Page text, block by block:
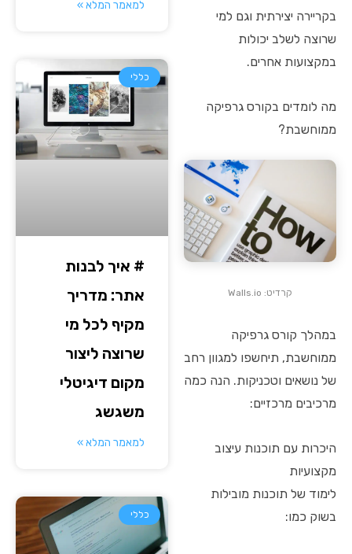
בקריירה יצירתית וגם למי
שרוצה לשלב יכולות
במקצועות אחרים.
מה לומדים בקורס גרפיקה
ממוחשבת?
קרדיט: Walls.io
במהלך קורס גרפיקה
ממוחשבת, תיחשפו למגוון רחב
של נושאים וטכניקות. הנה כמה
מרכיבים מרכזיים:
היכרות עם תוכנות עיצוב
מקצועיות
לימוד של תוכנות מובילות
בשוק כמו:
למאמר המלא »
כללי
# איך לבנות
אתר: מדריך
מקיף לכל מי
שרוצה ליצור
מקום דיגיטלי
משגשג
למאמר המלא »
כללי